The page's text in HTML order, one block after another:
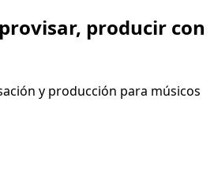
producir con
y producción para músicos